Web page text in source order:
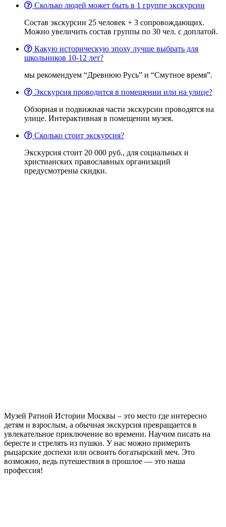
Сколько людей может быть в 1 группе экскурсии
Состав экскурсии 25 человек + 3 сопровождающих.
Можно увеличить состав группы по 30 чел. с доплатой.
Какую историческую эпоху лучше выбрать для
школьников 10-12 лет?
мы рекомендуем “Древнюю Русь” и “Смутное время”.
Экскурсия проводится в помещении или на улице?
Обзорная и подвижная части экскурсии проводятся на
улице. Интерактивная в помещении музея.
Сколько стоит экскурсия?
Экскурсия стоит 20 000 руб., для социальных и
христианских православных организаций
предусмотрены скидки.
Музей Ратной Истории Москвы – это место где интересно
детям и взрослым, а обычная экскурсия превращается в
увлекательное приключение во времени. Научим писать на
бересте и стрелять из пушки. У нас можно примерить
рыцарские доспехи или освоить богатырский меч. Это
возможно, ведь путешествия в прошлое — это наша
профессия!